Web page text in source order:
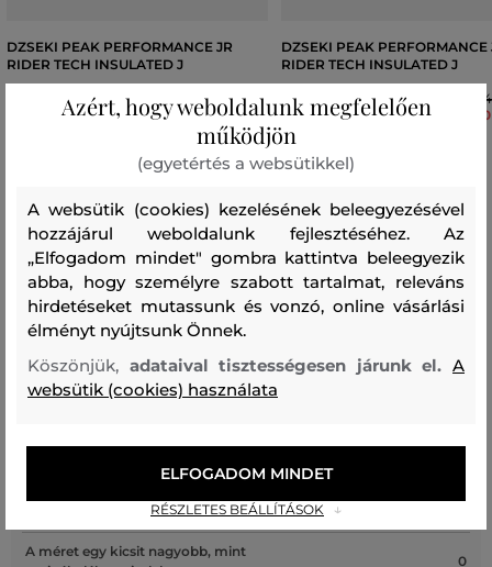
DZSEKI PEAK PERFORMANCE JR
RIDER TECH INSULATED J
114 990 Ft
80 490 Ft
DZSEKI PEAK PERFORMANCE
RIDER TECH INSULATED J
+1
Elérhető méretek:
130, 140, 150
Recenziók
ÜGYFELEINKNEK ÁLTAL ÉRTÉKELT MÉRETEK
A méret sokkal kisebb, mint amit
viselek
0
szokásosan viselt mérettel
1
A méret egy kicsit nagyobb, mint
0
Azért, hogy weboldalunk megfelelően
működjön
(egyetértés a websütikkel)
A websütik (cookies) kezelésének beleegyezésével
hozzájárul weboldalunk fejlesztéséhez. Az
„Elfogadom mindet" gombra kattintva beleegyezik
abba, hogy személyre szabott tartalmat, releváns
hirdetéseket mutassunk és vonzó, online vásárlási
élményt nyújtsunk Önnek.
Köszönjük, adataival tisztességesen járunk el.A
websütik (cookies) használata
RÉSZLETES BEÁLLÍTÁSOK
ELFOGADOM MINDET